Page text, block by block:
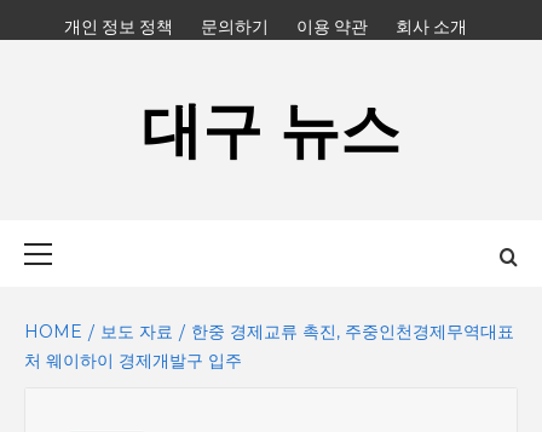
to
개인 정보 정책 문의하기 이용 약관 회사 소개
대구 뉴스
HOME 보도 자료
한중 경제교류 촉진, 주중인천경제무역대표
처 웨이하이 경제개발구 입주